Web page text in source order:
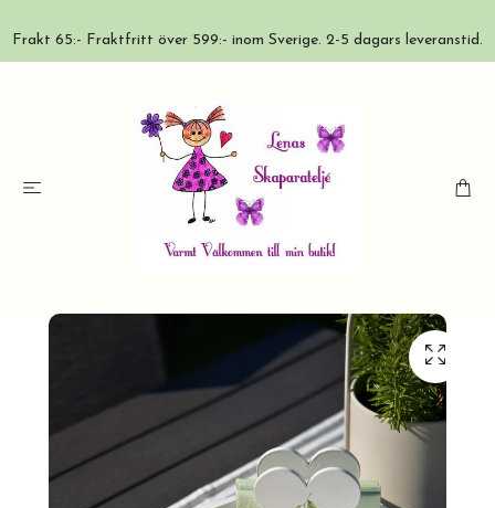
Frakt 65:- Fraktfritt över 599:- inom Sverige. 2-5 dagars leveranstid.